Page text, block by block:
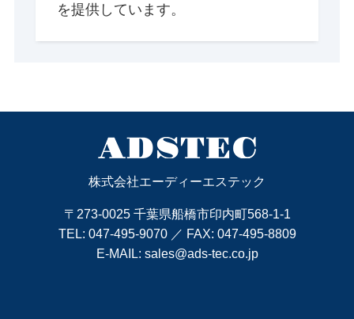
を提供しています。
株式会社エーディーエステック
〒273-0025 千葉県船橋市印内町568-1-1
TEL: 047-495-9070／ FAX: 047-495-8809
E-MAIL: sales@ads-tec.co.jp